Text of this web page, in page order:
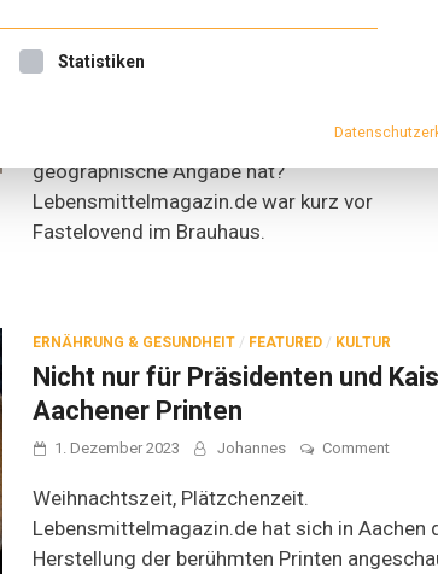
Ene
Ausnahmezustand. Welcher Zeitpunkt wäre
besser als jetzt über Kölsch zu schreiben, das
sondern außerdem eine geschützte
geographische Angabe hat?
Lebensmittelmagazin.de war kurz vor
Fastelovend im Brauhaus.
ERNÄHRUNG & GESUNDHEIT / FEATURED / KULTUR
Nicht nur für Präsidenten und
Aachener Printen
1. Dezember 2023 Johannes Commenton
und
Weihnachtszeit, Plätzchenzeit.
Lebensmittelmagazin.de hat sich in Aachen
Herstellung der berühmten Printen
erste Service-Gruppe ist essenziell und
Statistiken